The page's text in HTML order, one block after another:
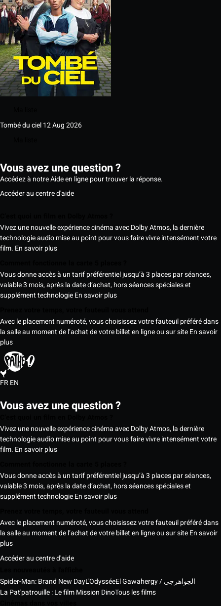
Tombé du ciel12 Aug 2026
Vous avez une question ?
Accédez à notre Aide en ligne pour trouver la réponse.
Accéder au centre d'aide
Vivez une nouvelle expérience cinéma avec Dolby Atmos, la dernière
technologie audio mise au point pour vous faire vivre intensément votre
film. En savoir plus
Vous donne accès à un tarif préférentiel jusqu’à 3 places par séances,
valable 3 mois, après la date d’achat, hors séances spéciales et
supplément technologieEn savoir plus
Avec le placement numéroté, vous choisissez votre fauteuil préféré dans
la salle au moment de l’achat de votre billet en ligne ou sur siteEn savoir
plus
FREN
Vous avez une question ?
Vivez une nouvelle expérience cinéma avec Dolby Atmos, la dernière
technologie audio mise au point pour vous faire vivre intensément votre
film. En savoir plus
Vous donne accès à un tarif préférentiel jusqu’à 3 places par séances,
valable 3 mois, après la date d’achat, hors séances spéciales et
supplément technologieEn savoir plus
Avec le placement numéroté, vous choisissez votre fauteuil préféré dans
la salle au moment de l’achat de votre billet en ligne ou sur siteEn savoir
plus
Accéder au centre d'aide
Spider-Man: Brand New DayL'Odyssée
El Gawahergy / الجواهرجي
La Pat'patrouille : Le film Mission DinoTous les films